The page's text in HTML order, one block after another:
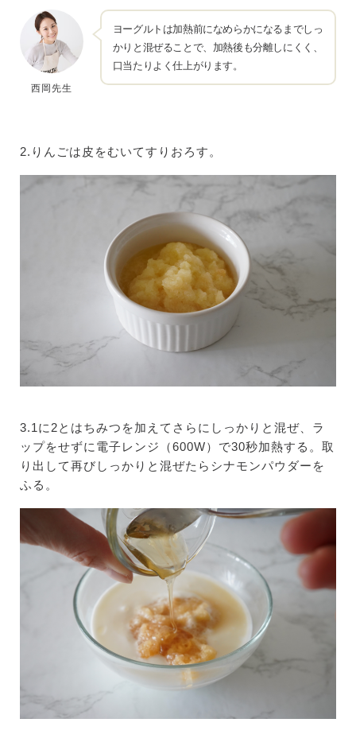
西岡先生
ヨーグルトは加熱前になめらかになるまでしっ
かりと混ぜることで、加熱後も分離しにくく、
口当たりよく仕上がります。
2.りんごは皮をむいてすりおろす。
3.1に2とはちみつを加えてさらにしっかりと混ぜ、ラ
ップをせずに電子レンジ（600W）で30秒加熱する。取
り出して再びしっかりと混ぜたらシナモンパウダーを
ふる。